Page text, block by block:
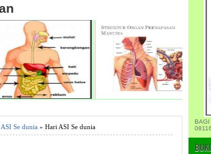
Se dunia » Hari ASI Se dunia
BAGI